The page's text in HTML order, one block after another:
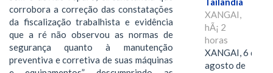
corrobora a correção das constatações
da fiscalização trabalhista e evidência
que a ré não observou as normas de
segurança quanto à manutenção
preventiva e corretiva de suas máquinas
XANGAI,
hÃ¡ 2
horas
XANGAI, 6 de
agosto de